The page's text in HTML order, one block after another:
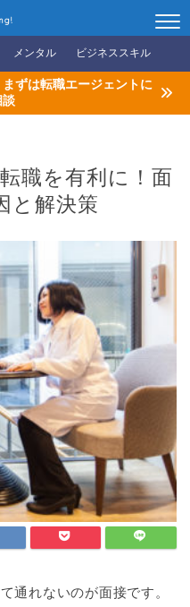
メンタル ビジネススキル
まずは転職エージェントに
談
職を有利に！面
と解決策
通れないのが面接です。